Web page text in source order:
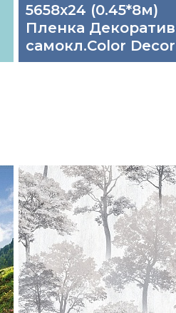
5658х24 (0.45*8м)
Пленка
самокл.Color Decor